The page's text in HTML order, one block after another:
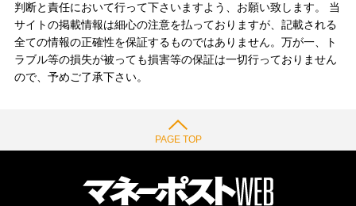
判断と責任において行って下さいますよう、お願い致します。 当
サイトの掲載情報は細心の注意を払っておりますが、記載される
全ての情報の正確性を保証するものではありません。万が一、ト
ラブル等の損失が被っても損害等の保証は一切行っておりません
ので、予めご了承下さい。
PAGE TOP